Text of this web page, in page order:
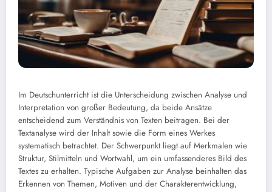
Im Deutschunterricht ist die Unterscheidung zwischen Analyse und
Interpretation von großer Bedeutung, da beide Ansätze
entscheidend zum Verständnis von Texten beitragen. Bei der
Textanalyse wird der Inhalt sowie die Form eines Werkes
systematisch betrachtet. Der Schwerpunkt liegt auf Merkmalen wie
Struktur, Stilmitteln und Wortwahl, um ein umfassenderes Bild des
Textes zu erhalten. Typische Aufgaben zur Analyse beinhalten das
Erkennen von Themen, Motiven und der Charakterentwicklung,